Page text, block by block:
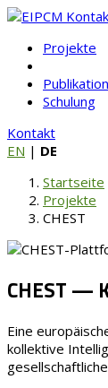
Projekte
Schulung
Kontakt
EN | DE
Startseite
Projekte
CHEST
CHEST —
Eine
kollektive